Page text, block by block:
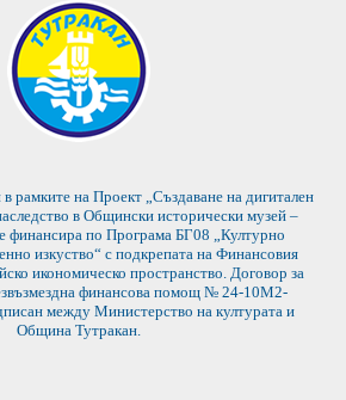
рамките на Проект „Създаване на дигитален
в Общински исторически музей –
финансира по Програма БГ08 „Културно
изкуство“ с подкрепата на Финансовия
икономическо пространство. Договор за
финансова помощ № 24-10М2-
между Министерство на културата и
Община Тутракан.